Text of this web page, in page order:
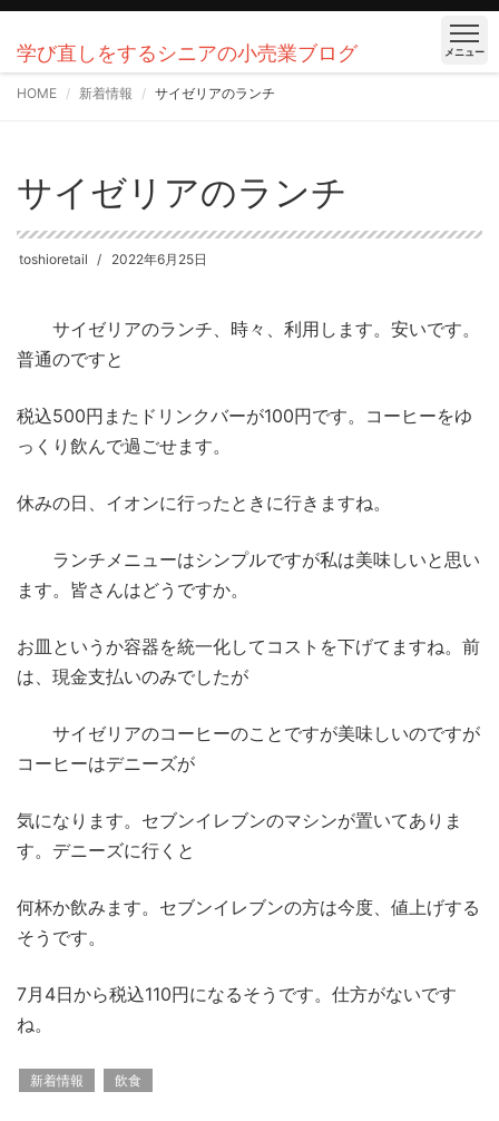
学び直しをするシニアの小売業ブログ メニュー
HOME 新着情報 サイゼリアのランチ
サイゼリアのランチ
toshioretail 2022年6月25日
サイゼリアのランチ、時々、利用します。安いです。
普通のですと
税込500円またドリンクバーが100円です。コーヒーをゆ
っくり飲んで過ごせます。
休みの日、イオンに行ったときに行きますね。
ランチメニューはシンプルですが私は美味しいと思い
ます。皆さんはどうですか。
お皿というか容器を統一化してコストを下げてますね。前
は、現金支払いのみでしたが
サイゼリアのコーヒーのことですが美味しいのですが
コーヒーはデニーズが
気になります。セブンイレブンのマシンが置いてありま
す。デニーズに行くと
何杯か飲みます。セブンイレブンの方は今度、値上げする
そうです。
7月4日から税込110円になるそうです。仕方がないです
ね。
新着情報 飲食